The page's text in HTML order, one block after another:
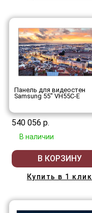
Панель для видеостен
Samsung 55" VH55C-E
540 056 р.
В наличии
В КОРЗИНУ
Купить в 1 клик